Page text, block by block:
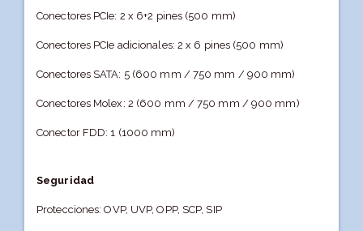
Conectores PCIe: 2 x 6+2 pines (500 mm)
Conectores PCIe adicionales: 2 x 6 pines (500 mm)
Conectores SATA: 5 (600 mm / 750 mm / 900 mm)
Conectores Molex: 2 (600 mm / 750 mm / 900 mm)
Conector FDD: 1 (1000 mm)
Seguridad
Protecciones: OVP, UVP, OPP, SCP, SIP